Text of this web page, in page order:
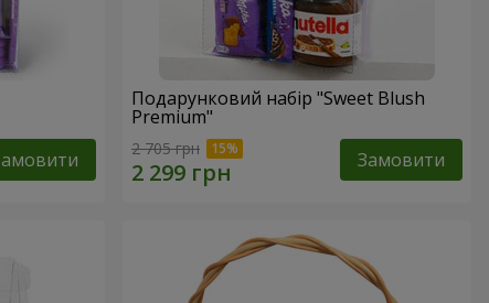
Подарунковий набір "Sweet Blush
Premium"
2 705 грн Замовити